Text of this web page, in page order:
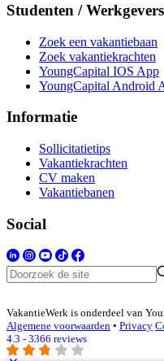
Studenten / Werkgevers
Zoek een vakantiebaan
Zoek vakantiekrachten
YoungCapital IOS App
YoungCapital Android
Informatie
Sollicitatietips
Vakantiekrachten
CV maken
Vakantiebanen
Social
VakantieWerk is onderdeel van
Algemene voorwaarden • Privacy
4.3 - 3366 reviews